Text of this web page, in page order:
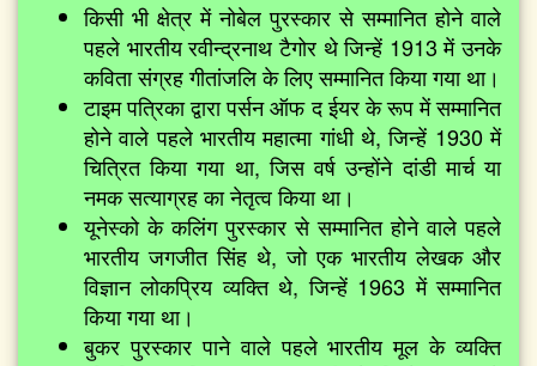
किसी भी क्षेत्र में नोबेल पुरस्कार से सम्मानित होने वाले
पहले भारतीय रवीन्द्रनाथ टैगोर थे जिन्हें 1913 में उनके
कविता संग्रह गीतांजलि के लिए सम्मानित किया गया था।
टाइम पत्रिका द्वारा पर्सन ऑफ द ईयर के रूप में सम्मानित
होने वाले पहले भारतीय महात्मा गांधी थे, जिन्हें 1930 में
चित्रित किया गया था, जिस वर्ष उन्होंने दांडी मार्च या
नमक सत्याग्रह का नेतृत्व किया था।
यूनेस्को के कलिंग पुरस्कार से सम्मानित होने वाले पहले
भारतीय जगजीत सिंह थे, जो एक भारतीय लेखक और
विज्ञान लोकप्रिय व्यक्ति थे, जिन्हें 1963 में सम्मानित
किया गया था।
बुकर पुरस्कार पाने वाले पहले भारतीय मूल के व्यक्ति